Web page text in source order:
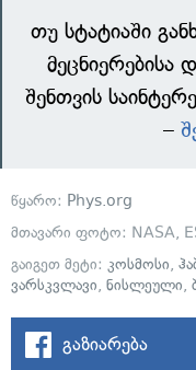
თუ სტატიაში
შენთვის
–
წყარო: Phys.org
მთავარი ფოტო: NASA,
გაიგეთ მეტი: კოსმოსი,
ვარსკვლავი, ნისლეული,
გაზიარება